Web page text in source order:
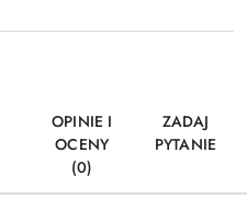
OPINIE I
OCENY
(0)
ZADAJ
PYTANIE